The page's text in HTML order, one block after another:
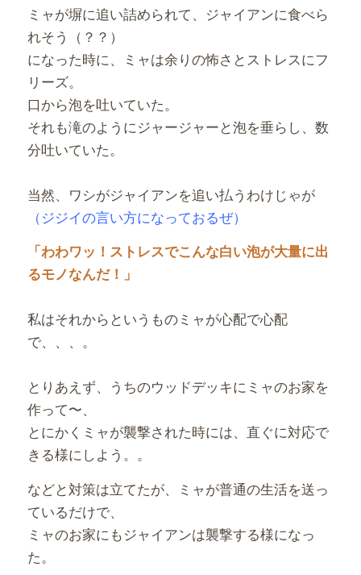
ミャが塀に追い詰められて、ジャイアンに食べら
れそう（？？）
になった時に、ミャは余りの怖さとストレスにフ
リーズ。
口から泡を吐いていた。
それも滝のようにジャージャーと泡を垂らし、数
分吐いていた。
当然、ワシがジャイアンを追い払うわけじゃが
（ジジイの言い方になっておるぜ）
「わわワッ！ストレスでこんな白い泡が大量に出
るモノなんだ！」
私はそれからというものミャが心配で心配
で、、、。
とりあえず、うちのウッドデッキにミャのお家を
作って〜、
とにかくミャが襲撃された時には、直ぐに対応で
きる様にしよう。。
などと対策は立てたが、ミャが普通の生活を送っ
ているだけで、
ミャのお家にもジャイアンは襲撃する様になっ
た。